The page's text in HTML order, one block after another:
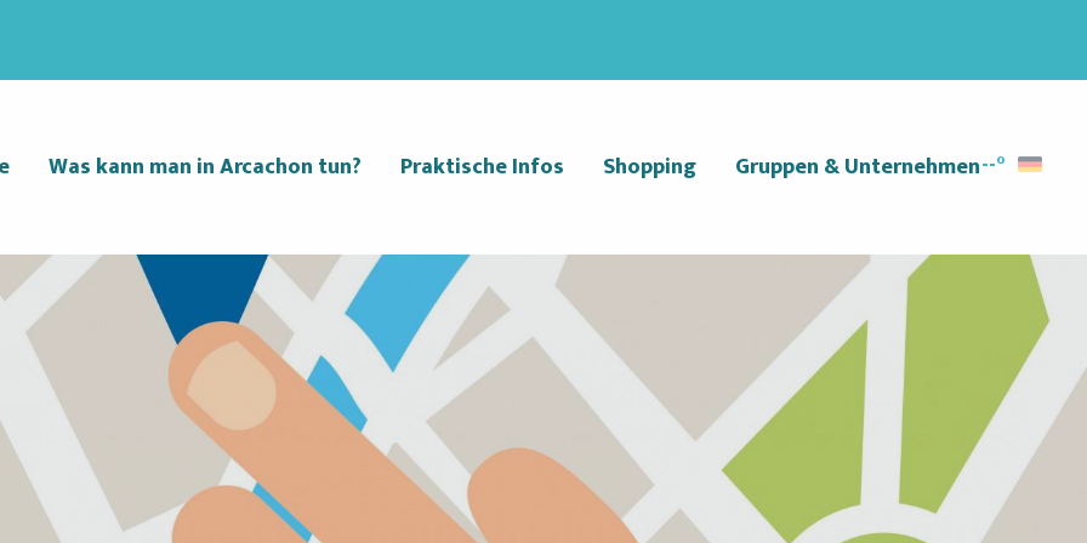
--° Suche
Was kann man in Arcachon tun? Praktische Infos Shopping Gruppen & Unternehmen